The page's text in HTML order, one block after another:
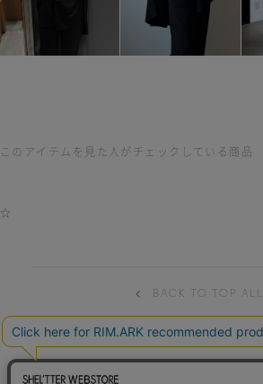
このアイテムを見た人がチェックしている商品
☆
BACK TO TOP ALL